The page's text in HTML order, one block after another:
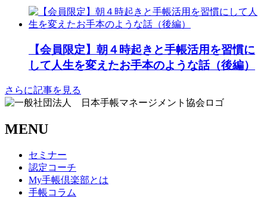
【会員限定】朝４時起きと手帳活用を習慣に
して人生を変えたお手本のような話（後編）
さらに記事を見る
MENU
セミナー
認定コーチ
My手帳倶楽部とは
手帳コラム